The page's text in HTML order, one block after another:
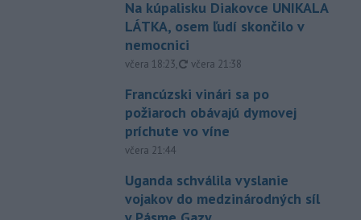
Na kúpalisku Diakovce UNIKALA
LÁTKA, osem ľudí skončilo v
nemocnici
včera 18:23, aktualizované
včera 21:38
Francúzski vinári sa po
požiaroch obávajú dymovej
príchute vo víne
včera 21:44
Uganda schválila vyslanie
vojakov do medzinárodných síl